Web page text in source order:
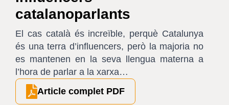
catalanoparlants
El cas català és increïble, perquè Catalunya
és una terra d’influencers, però la majoria no
es mantenen en la seva llengua materna a
l’hora de parlar a la xarxa…
Article complet PDF